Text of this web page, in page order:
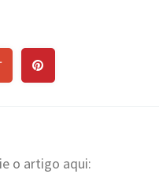
o artigo aqui: